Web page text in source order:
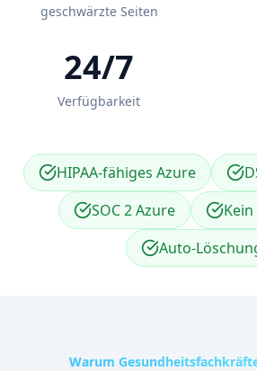
geschwärzte Seiten
24/7
Verfügbarkeit
HIPAA-fähiges Azure
SOC 2 Azure
Kein
Auto-
Warum